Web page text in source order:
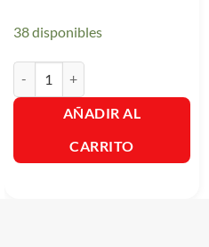
38 disponibles
AÑADIR AL
CARRITO